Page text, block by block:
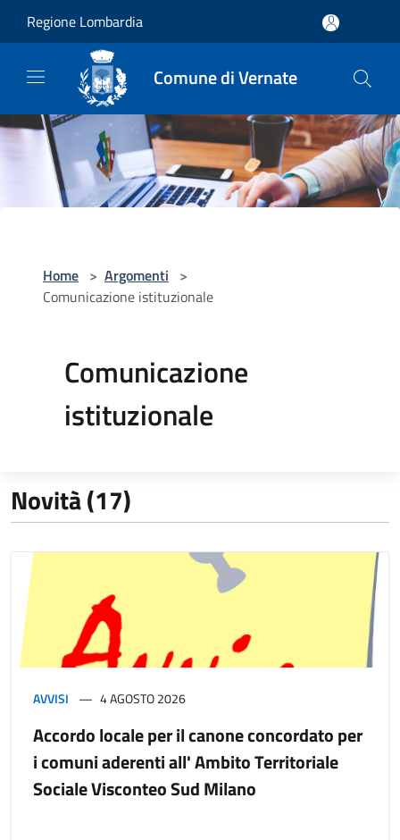
Regione Lombardia
Comune di Vernate
Home > Argomenti >
Comunicazione istituzionale
Comunicazione
istituzionale
Novità (17)
AVVISI 4 AGOSTO 2026
Accordo locale per il canone concordato per
i comuni aderenti all' Ambito Territoriale
Sociale Visconteo Sud Milano